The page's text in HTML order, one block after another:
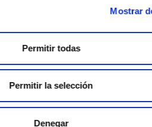
Mostrar
Permitir todas
Permitir la selección
Denegar
SUPPORTING